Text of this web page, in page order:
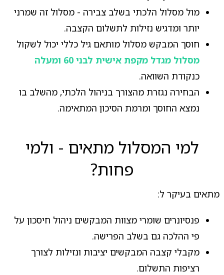
מול מסלול הלכתי בשלב צבירה - מסלול זה שמרני
יותר ומדגיש נזילות לתשלום הקצבה.
חוסך המבקש מסלול מותאם גיל כללי יכול לשקול
מסלול מגדל מקפת אישית לבני 60 ומעלה
כנקודת השוואה.
הבחירה נגזרת מהצורך בניהול הלכתי, מהשלב בו
נמצא החוסך ומרמת הסיכון המתאימה.
למי המסלול מתאים - ולמי
פחות?
מתאים בעיקר ל:
פנסיונרים שומרי מצוות המבקשים ניהול חיסכון על
פי ההלכה גם בשלב הפרישה.
מקבלי קצבה המבקשים יציבות ונזילות לצורך
רציפות התשלום.